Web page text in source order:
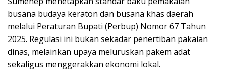
busana budaya keraton dan busana khas daerah
melalui Peraturan Bupati (Perbup) Nomor 67 Tahun
2025. Regulasi ini bukan sekadar penertiban pakaian
dinas, melainkan upaya meluruskan pakem adat
sekaligus menggerakkan ekonomi lokal.